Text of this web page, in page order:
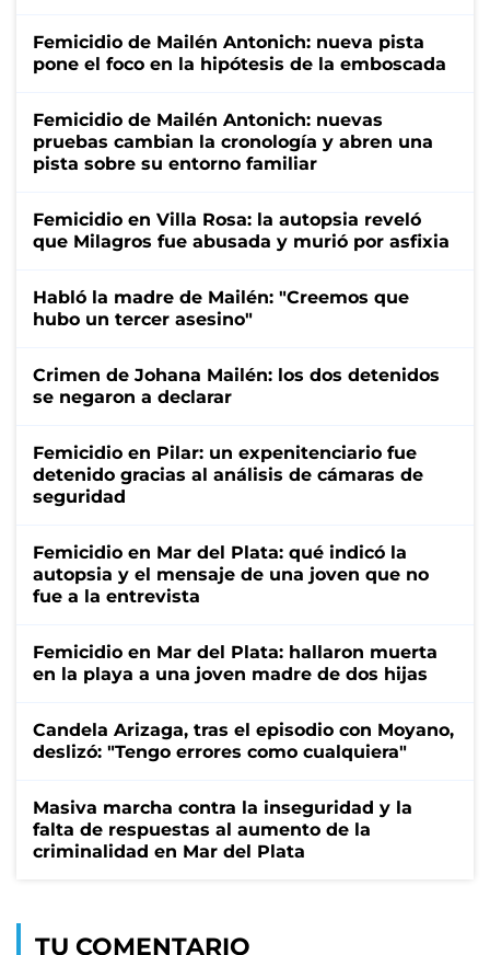
Femicidio de Mailén Antonich: nueva pista
pone el foco en la hipótesis de la emboscada
Femicidio de Mailén Antonich: nuevas
pruebas cambian la cronología y abren una
pista sobre su entorno familiar
Femicidio en Villa Rosa: la autopsia reveló
que Milagros fue abusada y murió por asfixia
Habló la madre de Mailén: "Creemos que
hubo un tercer asesino"
Crimen de Johana Mailén: los dos detenidos
se negaron a declarar
Femicidio en Pilar: un expenitenciario fue
detenido gracias al análisis de cámaras de
seguridad
Femicidio en Mar del Plata: qué indicó la
autopsia y el mensaje de una joven que no
fue a la entrevista
Femicidio en Mar del Plata: hallaron muerta
en la playa a una joven madre de dos hijas
Candela Arizaga, tras el episodio con Moyano,
deslizó: "Tengo errores como cualquiera"
Masiva marcha contra la inseguridad y la
falta de respuestas al aumento de la
criminalidad en Mar del Plata
TU COMENTARIO